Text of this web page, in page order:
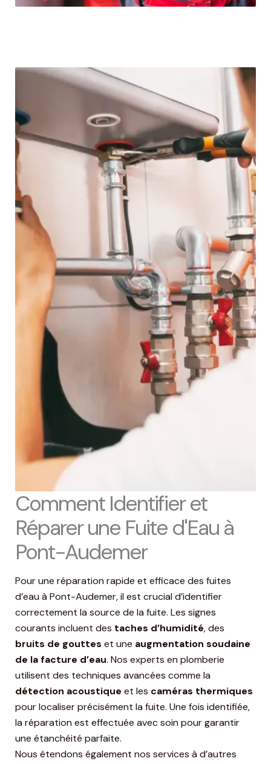
Comment Identifier et
Réparer une Fuite d'Eau à
Pont-Audemer
Pour une réparation rapide et efficace des fuites
d’eau à Pont-Audemer, il est crucial d’identifier
correctement la source de la fuite. Les signes
courants incluent des taches d’humidité, des
bruits de gouttes et une augmentation soudaine
de la facture d’eau. Nos experts en plomberie
utilisent des techniques avancées comme la
détection acoustique et les caméras thermiques
pour localiser précisément la fuite. Une fois identifiée,
la réparation est effectuée avec soin pour garantir
une étanchéité parfaite.
Nous étendons également nos services à d’autres